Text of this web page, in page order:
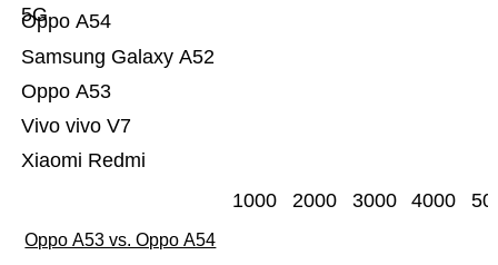
Xiaomi Redmi
Vivo vivo V7
Oppo A53
Samsung Galaxy A52
Oppo A54
5G
1000 2000 3000 4000
Oppo A53 vs. Oppo A54